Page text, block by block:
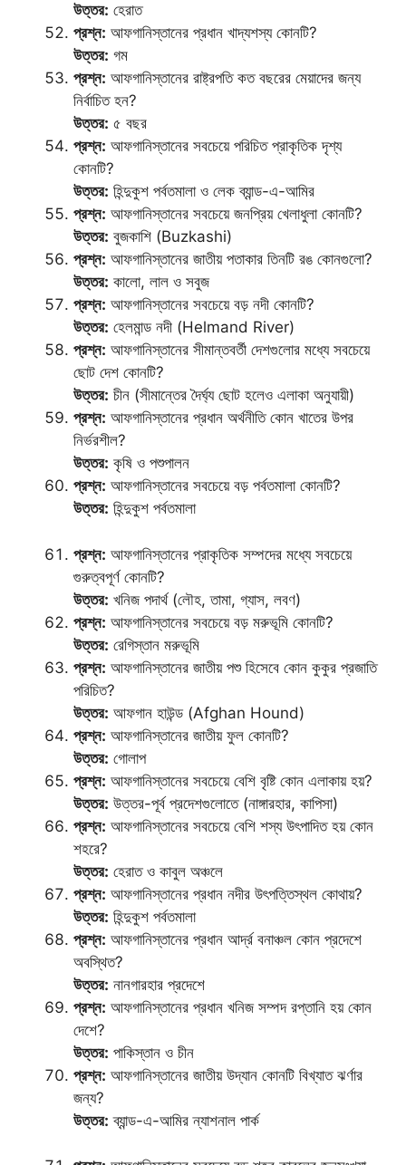
উত্তর: হেরাত
প্রশ্ন: আফগানিস্তানের প্রধান খাদ্যশস্য কোনটি?
উত্তর: গম
প্রশ্ন: আফগানিস্তানের রাষ্ট্রপতি কত বছরের মেয়াদের জন্য
নির্বাচিত হন?
উত্তর: ৫ বছর
প্রশ্ন: আফগানিস্তানের সবচেয়ে পরিচিত প্রাকৃতিক দৃশ্য
কোনটি?
উত্তর: হিন্দুকুশ পর্বতমালা ও লেক ব্যান্ড-এ-আমির
প্রশ্ন: আফগানিস্তানের সবচেয়ে জনপ্রিয় খেলাধুলা কোনটি?
উত্তর: বুজকাশি (Buzkashi)
প্রশ্ন: আফগানিস্তানের জাতীয় পতাকার তিনটি রঙ কোনগুলো?
উত্তর: কালো, লাল ও সবুজ
প্রশ্ন: আফগানিস্তানের সবচেয়ে বড় নদী কোনটি?
উত্তর: হেলমান্ড নদী (Helmand River)
প্রশ্ন: আফগানিস্তানের সীমান্তবর্তী দেশগুলোর মধ্যে সবচেয়ে
ছোট দেশ কোনটি?
উত্তর: চীন (সীমান্তের দৈর্ঘ্য ছোট হলেও এলাকা অনুযায়ী)
প্রশ্ন: আফগানিস্তানের প্রধান অর্থনীতি কোন খাতের উপর
নির্ভরশীল?
উত্তর: কৃষি ও পশুপালন
প্রশ্ন: আফগানিস্তানের সবচেয়ে বড় পর্বতমালা কোনটি?
উত্তর: হিন্দুকুশ পর্বতমালা
প্রশ্ন: আফগানিস্তানের প্রাকৃতিক সম্পদের মধ্যে সবচেয়ে
গুরুত্বপূর্ণ কোনটি?
উত্তর: খনিজ পদার্থ (লৌহ, তামা, গ্যাস, লবণ)
প্রশ্ন: আফগানিস্তানের সবচেয়ে বড় মরুভূমি কোনটি?
উত্তর: রেগিস্তান মরুভূমি
প্রশ্ন: আফগানিস্তানের জাতীয় পশু হিসেবে কোন কুকুর প্রজাতি
পরিচিত?
উত্তর: আফগান হাউন্ড (Afghan Hound)
প্রশ্ন: আফগানিস্তানের জাতীয় ফুল কোনটি?
উত্তর: গোলাপ
প্রশ্ন: আফগানিস্তানের সবচেয়ে বেশি বৃষ্টি কোন এলাকায় হয়?
উত্তর: উত্তর-পূর্ব প্রদেশগুলোতে (নাঙ্গারহার, কাপিসা)
প্রশ্ন: আফগানিস্তানের সবচেয়ে বেশি শস্য উৎপাদিত হয় কোন
শহরে?
উত্তর: হেরাত ও কাবুল অঞ্চলে
প্রশ্ন: আফগানিস্তানের প্রধান নদীর উৎপত্তিস্থল কোথায়?
উত্তর: হিন্দুকুশ পর্বতমালা
প্রশ্ন: আফগানিস্তানের প্রধান আর্দ্র বনাঞ্চল কোন প্রদেশে
অবস্থিত?
উত্তর: নানগারহার প্রদেশে
প্রশ্ন: আফগানিস্তানের প্রধান খনিজ সম্পদ রপ্তানি হয় কোন
দেশে?
উত্তর: পাকিস্তান ও চীন
প্রশ্ন: আফগানিস্তানের জাতীয় উদ্যান কোনটি বিখ্যাত ঝর্ণার
জন্য?
উত্তর: ব্যান্ড-এ-আমির ন্যাশনাল পার্ক